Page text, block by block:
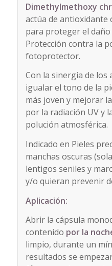
Dimethylmethoxy
actúa de antioxidante
para proteger el
Protección contra la
fotoprotector.
Con la sinergia de los
igualar el tono de la
más joven y mejorar
por la radiación UV y
polución atmosférica.
Indicado en Pieles
manchas oscuras
lentigos seniles y
y/o quieran prevenir
Aplicación:
Abrir la cápsula
contenido por la
limpio, durante un
resultados se